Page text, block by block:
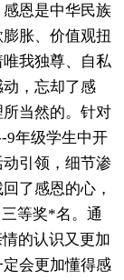
恩是中华民族
胀、价值观扭
我独尊、自私
，忘却了感
当然的。针对
9年级学生中开
引领，细节渗
了感恩的心，
等奖*名。通
的认识又更加
会更加懂得感